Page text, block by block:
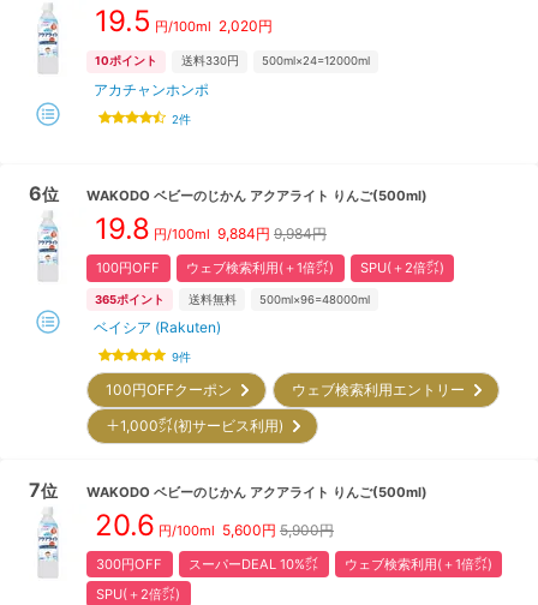
19.5 円/100ml 2,020円
10ポイント 送料330円 500ml×24=12000ml
アカチャンホンポ
2件
6位 WAKODO ベビーのじかん アクアライト りんご(500ml)
19.8 円/100ml 9,884円 9,984円
100円OFF ウェブ検索利用(＋1倍㌽) SPU(＋2倍㌽)
365ポイント 送料無料 500ml×96=48000ml
ベイシア (Rakuten)
9件
100円OFFクーポン
ウェブ検索利用エントリー
＋1,000㌽(初サービス利用)
7位 WAKODO ベビーのじかん アクアライト りんご(500ml)
20.6 円/100ml 5,600円 5,900円
300円OFF スーパーDEAL 10%㌽
ウェブ検索利用(＋1倍㌽)
SPU(＋2倍㌽)